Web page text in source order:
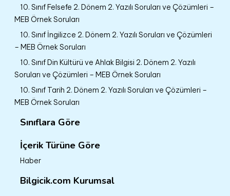
10. Sınıf Felsefe 2. Dönem 2. Yazılı Soruları ve Çözümleri –
MEB Örnek Soruları
10. Sınıf İngilizce 2. Dönem 2. Yazılı Soruları ve Çözümleri
– MEB Örnek Soruları
10. Sınıf Din Kültürü ve Ahlak Bilgisi 2. Dönem 2. Yazılı
Soruları ve Çözümleri – MEB Örnek Soruları
10. Sınıf Tarih 2. Dönem 2. Yazılı Soruları ve Çözümleri –
MEB Örnek Soruları
Sınıflara Göre
İçerik Türüne Göre
Haber
Bilgicik.com Kurumsal